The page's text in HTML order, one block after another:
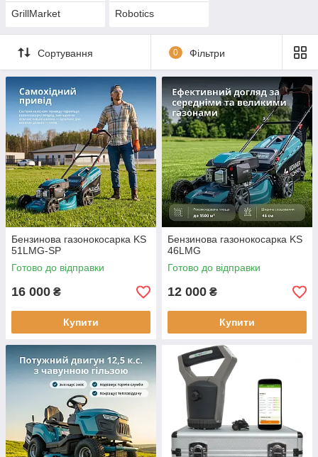
GrillMarket Robotics
Сортування 0 Фільтри
Бензинова газонокосарка KS
51LMG-SP
Готово до відправки
16 000 ₴
Купити
Бензинова газонокосарка KS
46LMG
Готово до відправки
12 000 ₴
Купити